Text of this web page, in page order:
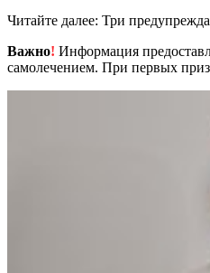
Читайте далее: Три
Важно! Информация
самолечением. При первых